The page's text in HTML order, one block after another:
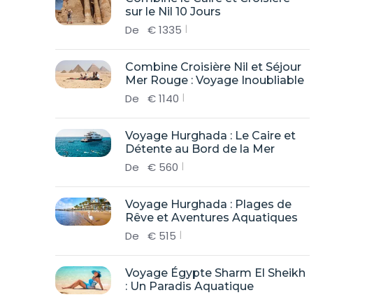
sur le Nil 10 Jours
De €1335
Combine Croisière Nil et Séjour
Mer Rouge : Voyage Inoubliable
De €1140
Voyage Hurghada : Le Caire et
Détente au Bord de la Mer
De € 560
Voyage Hurghada : Plages de
Rêve et Aventures Aquatiques
De € 515
Voyage Égypte Sharm El Sheikh
: Un Paradis Aquatique